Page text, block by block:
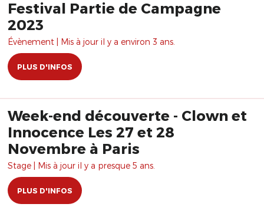
Festival Partie de Campagne
2023
Évènement | Mis à jour il y a environ 3 ans.
PLUS D'INFOS
Week-end découverte - Clown et
Innocence Les 27 et 28
Novembre à Paris
Stage | Mis à jour il y a presque 5 ans.
PLUS D'INFOS